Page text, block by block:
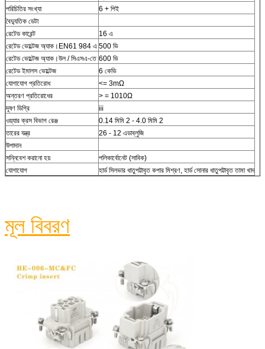
পরিচিতির সংখ্যা
6 + পিই
বৈদ্যুতিক ডেটা
রেটেড কারেন্ট
16 এ
রেটেড ভোল্টেজ অ্যাক।EN61 984 এ 500 ভি
রেটেড ভোল্টেজ অ্যাক।উল / সিএসএ-তে 600 ভি
রেটেড ইমালস ভোল্টেজ
6 কেভি
যোগাযোগ প্রতিরোধ
<= 3mΩ
অন্তরণ প্রতিরোধের
> = 1010Ω
দূষণ ডিগ্রি
ⅲ
ওয়্যার ক্রস বিভাগ রেঞ্জ
0.14 মিমি 2 - 4.0 মিমি 2
তারের যন্ত্র
26 - 12 এডাব্লুজি
উপাদান
সন্নিবেশ করানো হয়
পলিকার্বোনেট (সাবিক)
যোগাযোগ
হার্ড সিলভার ধাতুপট্টাবৃত কপার মিশ্রণ, হার্ড সোনার ধাতুপট্টাবৃত তামা খাদ
মূল বিবরণ